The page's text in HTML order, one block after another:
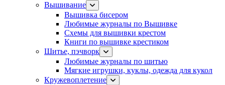
Вышивание
Вышивка бисером
Любимые журналы по Вышивке
Схемы для вышивки крестом
Книги по вышивке крестиком
Шитье, пэчворк
Любимые журналы по шитью
Мягкие игрушки, куклы, одежда для кукол
Кружевоплетение